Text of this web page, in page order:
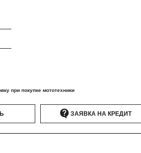
при покупке мототехники
ЗАЯВКА НА КРЕДИТ